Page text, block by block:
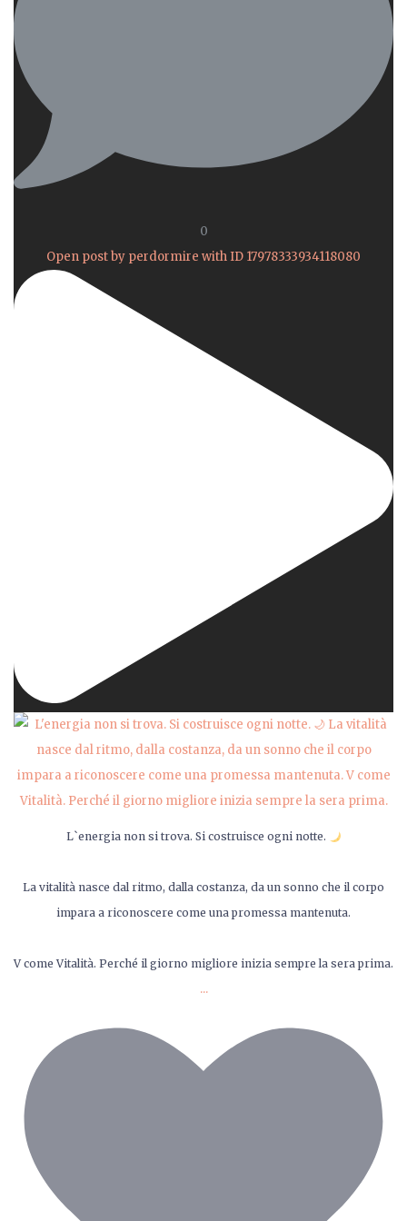
0
Open post by perdormire with ID 17978333934118080
L`energia non si trova. Si costruisce ogni notte.
La vitalità nasce dal ritmo, dalla costanza, da un sonno che il corpo
impara a riconoscere come una promessa mantenuta.
V come Vitalità. Perché il giorno migliore inizia sempre la sera prima.
...